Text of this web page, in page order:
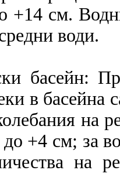
см.
води.
басейн:
в басейна
на
+4 см; за
на